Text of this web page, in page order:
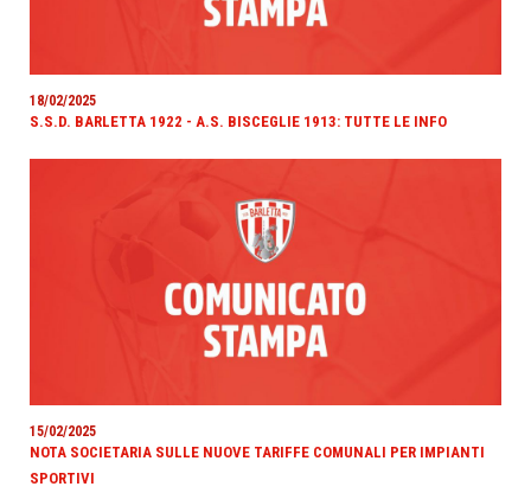
18/02/2025
S.S.D. BARLETTA 1922 - A.S. BISCEGLIE 1913: TUTTE LE INFO
15/02/2025
NOTA SOCIETARIA SULLE NUOVE TARIFFE COMUNALI PER IMPIANTI
SPORTIVI